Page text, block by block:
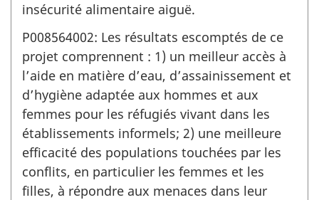
insécurité alimentaire aiguë.
P008564002: Les résultats escomptés de ce
projet comprennent : 1) un meilleur accès à
l’aide en matière d’eau, d’assainissement et
d’hygiène adaptée aux hommes et aux
femmes pour les réfugiés vivant dans les
établissements informels; 2) une meilleure
efficacité des populations touchées par les
conflits, en particulier les femmes et les
filles, à répondre aux menaces dans leur